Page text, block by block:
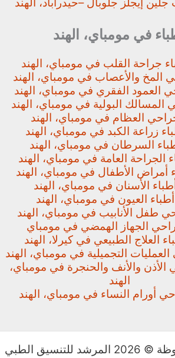
إيجلز جلوبال –حيدراباد، الهند
في مومباي، الهند
جراحة القلب في مومباي، الهند
المخ والأعصاب في مومباي، الهند
العمود الفقري في مومباي، الهند
البولية في مومباي، الهند
العظام في مومباي، الهند
زراعة الكبد في مومباي، الهند
السرطان في مومباي، الهند
الجراحة العامة في مومباي، الهند
أمراض الأطفال في مومباي، الهند
الأسنان في مومباي، الهند
العيون في مومباي، الهند
طفل الأنابيب في مومباي، الهند
الجهاز الهمضي في مومباي
العلاج الطبيعي في كيرلا، الهند
التجميلية في مومباي، الهند
والأنف والحنجرة في مومباي،
الهند
أورام النساء في مومباي، الهند
الطبي